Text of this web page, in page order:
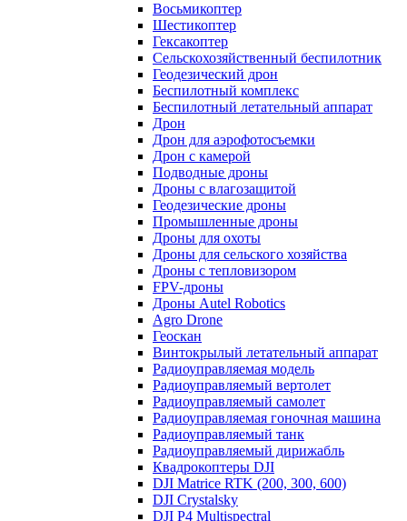
Восьмикоптер
Шестикоптер
Гексакоптер
Сельскохозяйственный беспилотник
Геодезический дрон
Беспилотный комплекс
Беспилотный летательный аппарат
Дрон
Дрон для аэрофотосъемки
Дрон с камерой
Подводные дроны
Дроны с влагозащитой
Геодезические дроны
Промышленные дроны
Дроны для охоты
Дроны для сельского хозяйства
Дроны с тепловизором
FPV-дроны
Дроны Autel Robotics
Agro Drone
Геоскан
Винтокрылый летательный аппарат
Радиоуправляемая модель
Радиоуправляемый вертолет
Радиоуправляемый самолет
Радиоуправляемая гоночная машина
Радиоуправляемый танк
Радиоуправляемый дирижабль
Квадрокоптеры DJI
DJI Matrice RTK (200, 300, 600)
DJI Crystalsky
DJI P4 Multispectral